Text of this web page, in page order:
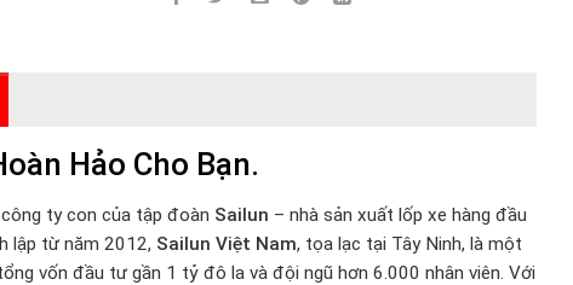
Hảo Cho Bạn.
ty con của tập đoàn Sailun – nhà sản xuất lốp xe hàng đầu
lập từ năm 2012, Sailun Việt Nam, tọa lạc tại Tây Ninh, là một
vốn đầu tư gần 1 tỷ đô la và đội ngũ hơn 6.000 nhân viên. Với